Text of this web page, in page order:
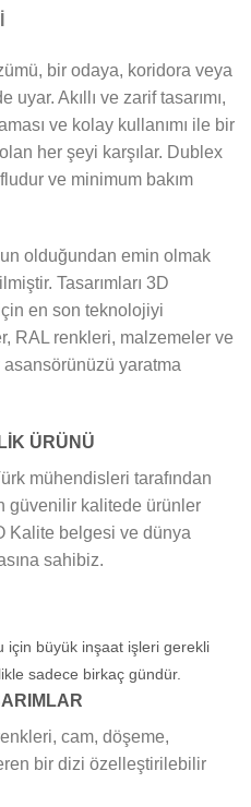
bir odaya, koridora veya
Akıllı ve zarif tasarımı,
ve kolay kullanımı ile bir
her şeyi karşılar. Dublex
ve minimum bakım
olduğundan emin olmak
Tasarımları 3D
en son teknolojiyi
RAL renkleri, malzemeler ve
yaratma
ÜRÜNÜ
mühendisleri tarafından
güvenilir kalitede ürünler
Kalite belgesi ve dünya
sahibiz.
için büyük inşaat işleri gerekli
sadece birkaç gündür.
cam, döşeme,
bir dizi özelleştirilebilir